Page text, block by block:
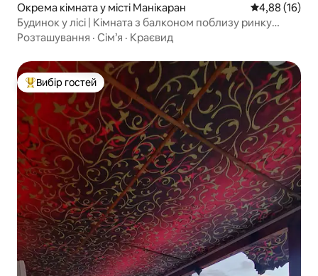
Окрема кімната у місті Манікаран Середня
4,88 (16)
Будинок у лісі | Кімната з балконом поблизу ринку
Касол
Розташування · Сім’я · Краєвид
Топ вибір гостей
Вибір гостей